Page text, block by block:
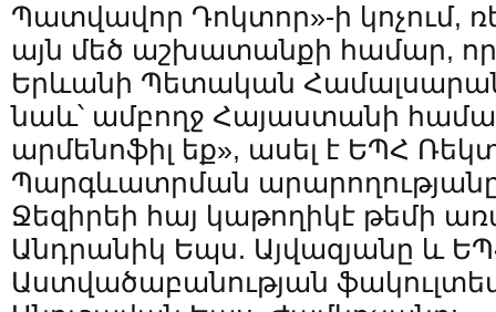
Պատվավոր Դոկտոր»-ի կոչում,
այն մեծ աշխատանքի համար,
Երևանի Պետական
նաև՝ ամբողջ Հայաստանի
արմենոֆիլ եք», ասել է ԵՊՀ
Պարգևատրման
Ջեզիրեի հայ կաթողիկէ թեմի
Անդրանիկ Եպս. Այվազյանը և
Աստվածաբանության